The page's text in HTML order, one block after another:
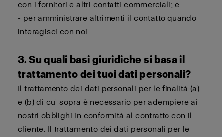
con i fornitori e altri contatti commerciali; e
- per amministrare altrimenti il contatto quando
interagisci con noi
3. Su quali basi giuridiche si basa il
trattamento dei tuoi dati personali?
Il trattamento dei dati personali per le finalità (a)
e (b) di cui sopra è necessario per adempiere ai
nostri obblighi in conformità al contratto con il
cliente. Il trattamento dei dati personali per le